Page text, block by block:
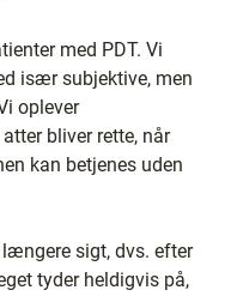
med PDT. Vi
især subjektive, men
oplever
bliver rette, når
kan betjenes uden
sigt, dvs. efter
tyder heldigvis på,